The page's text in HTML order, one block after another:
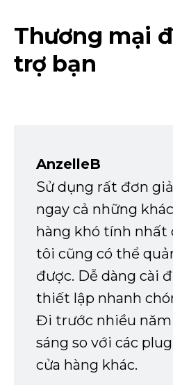
Thương mại
trợ bạn
AnzelleB
Sử dụng rất đơn
ngay cả những
hàng khó tính nhất
tôi cũng có thể
được. Dễ dàng cài
thiết lập nhanh
Đi trước nhiều năm
sáng so với các
cửa hàng khác.